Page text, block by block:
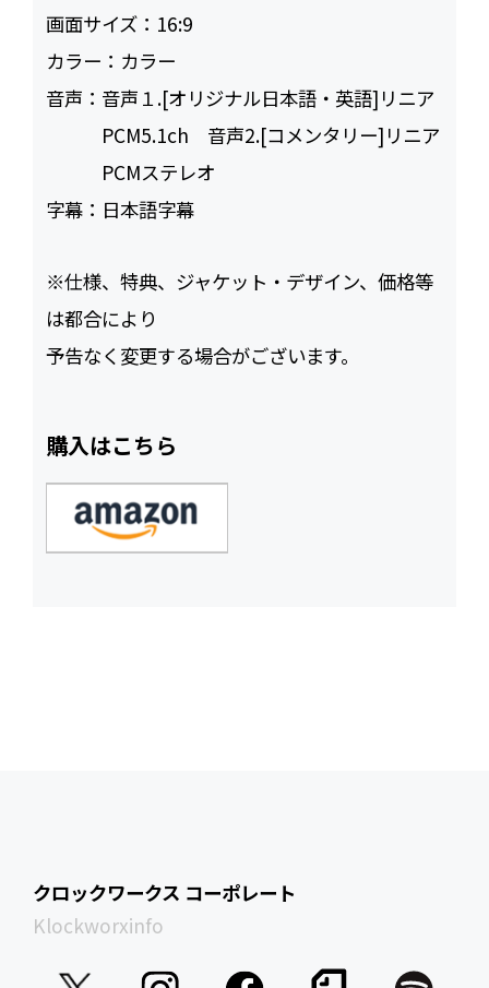
画面サイズ： 16:9
カラー： カラー
音声： 音声１.[オリジナル日本語・英語]リニア
PCM5.1ch 音声2.[コメンタリー]リニア
PCMステレオ
字幕： 日本語字幕
※仕様、特典、ジャケット・デザイン、価格等
は都合により
予告なく変更する場合がございます。
購入はこちら
クロックワークス コーポレート
Klockworxinfo